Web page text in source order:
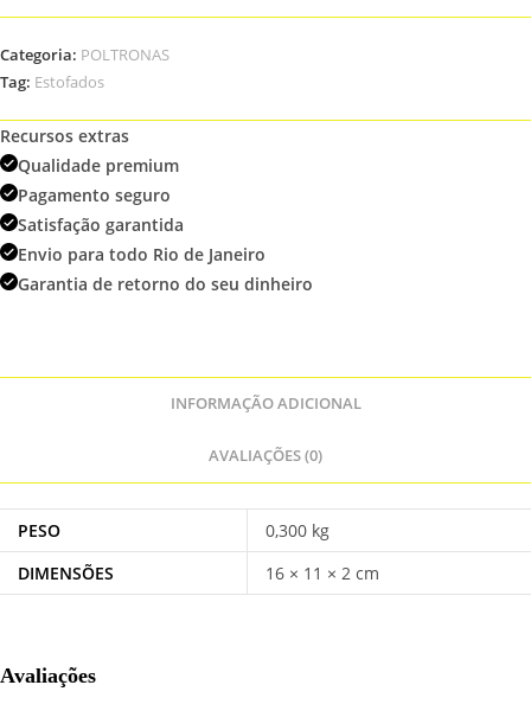
quantidade
Categoria: POLTRONAS
Tag: Estofados
Recursos extras
Qualidade premium
Pagamento seguro
Satisfação garantida
Envio para todo Rio de Janeiro
Garantia de retorno do seu dinheiro
INFORMAÇÃO ADICIONAL
AVALIAÇÕES (0)
PESO
0,300 kg
DIMENSÕES
16 × 11 × 2 cm
Avaliações